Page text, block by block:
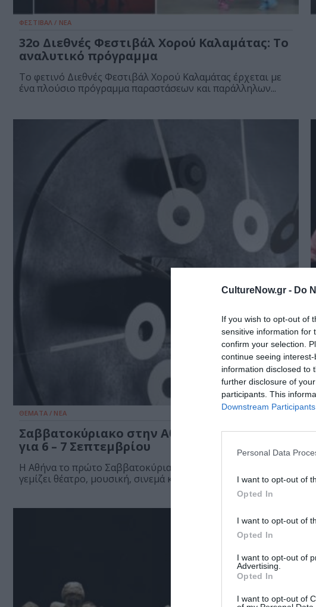
CultureNow.gr - Do
If you wish to opt-out of
sensitive information for
confirm your selection.
continue seeing
information disclosed to
further disclosure of
participants. This
Downstream Participants
Personal Data
I want to opt-out of
Opted In
I want to opt-out of
Opted In
I want to opt-out of
Advertising.
Opted In
I want to opt-out of
ΦΕΣΤΙΒΑΛ / ΝΕΑ
32ο Διεθνές Φεστιβάλ Χορού Καλαμάτας: Το
αναλυτικό πρόγραμμα
Το φετινό Διεθνές Φεστιβάλ Χορού Καλαμάτας έρχεται με
ένα πλούσιο πρόγραμμα παραστάσεων και παράλληλων...
ΘΕΜΑΤΑ / ΝΕΑ
Σαββατοκύριακο στην Αθήνα: Προτάσεις
για 6 – 7 Σεπτεμβρίου
Η Αθήνα το πρώτο Σαββατοκύριακο του Σεπτεμβρίου
γεμίζει θέατρο, μουσική, σινεμά και τέχνη. Δείτε...